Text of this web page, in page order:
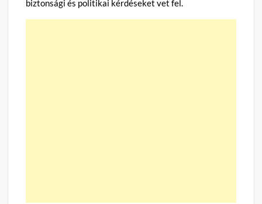
biztonsági és politikai kérdéseket vet fel.